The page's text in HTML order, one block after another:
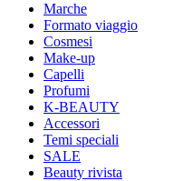
Marche
Formato viaggio
Cosmesi
Make-up
Capelli
Profumi
K-BEAUTY
Accessori
Temi speciali
SALE
Beauty rivista